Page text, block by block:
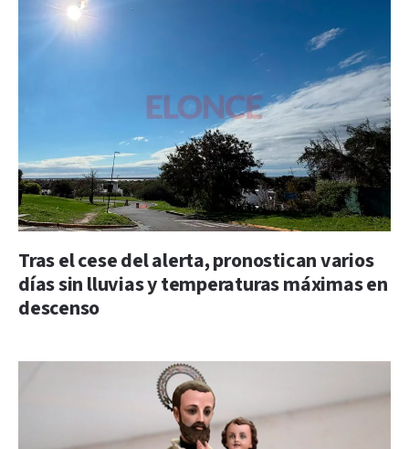
Tras el cese del alerta, pronostican varios
días sin lluvias y temperaturas máximas en
descenso